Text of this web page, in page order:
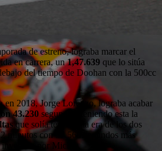
de estreno, lograba marcar el
en carrera, un1,47.639 que lo sitúa
del tiempo de Doohan con la 500cc
en 2018, Jorge Lorenzo, lograba acabar
43.230 segundos, teniendo esta la
que solía tener en la era de los dos
minutos con 37.560 segundos más
por Mick.